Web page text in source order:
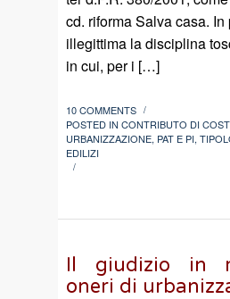
cd. riforma Salva casa.
illegittima la disciplina
in cui, per i […]
10 COMMENTS /
POSTED IN CONTRIBUTO DI
URBANIZZAZIONE, PAT E PI,
EDILIZI
/
Il giudizio in
oneri di